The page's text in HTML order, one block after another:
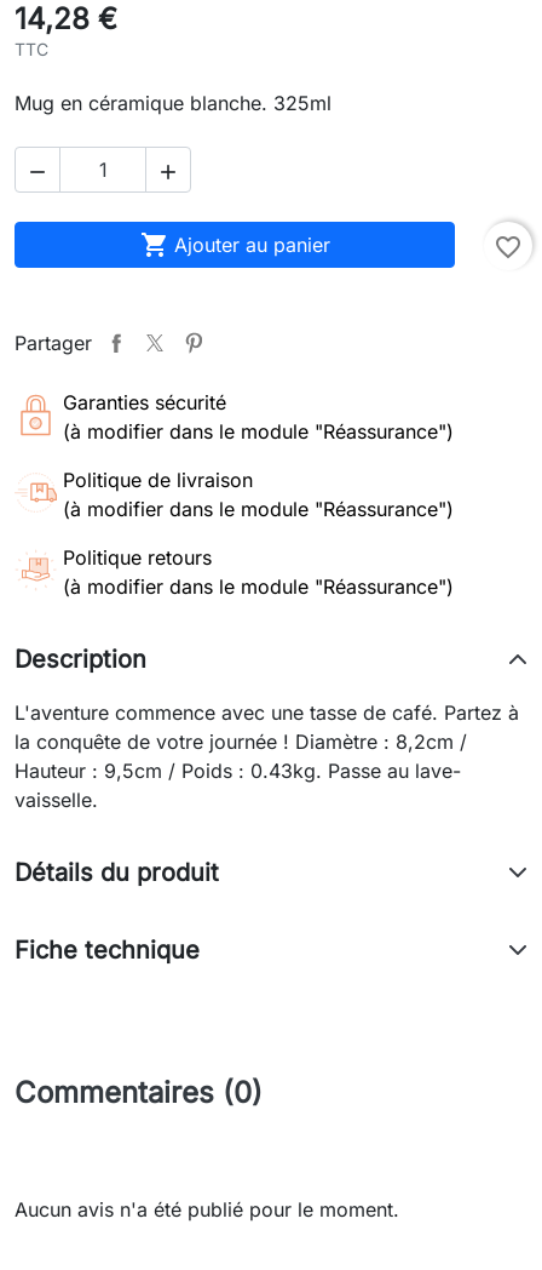
14,28 €
TTC
Mug en céramique blanche. 325ml
 
 Ajouter au panier favorite_border
Partager
Garanties sécurité
(à modifier dans le module "Réassurance")
Politique de livraison
(à modifier dans le module "Réassurance")
Politique retours
(à modifier dans le module "Réassurance")
Description
L'aventure commence avec une tasse de café. Partez à
la conquête de votre journée ! Diamètre : 8,2cm /
Hauteur : 9,5cm / Poids : 0.43kg. Passe au lave-
vaisselle.
Détails du produit
Fiche technique
Commentaires (0)
Aucun avis n'a été publié pour le moment.